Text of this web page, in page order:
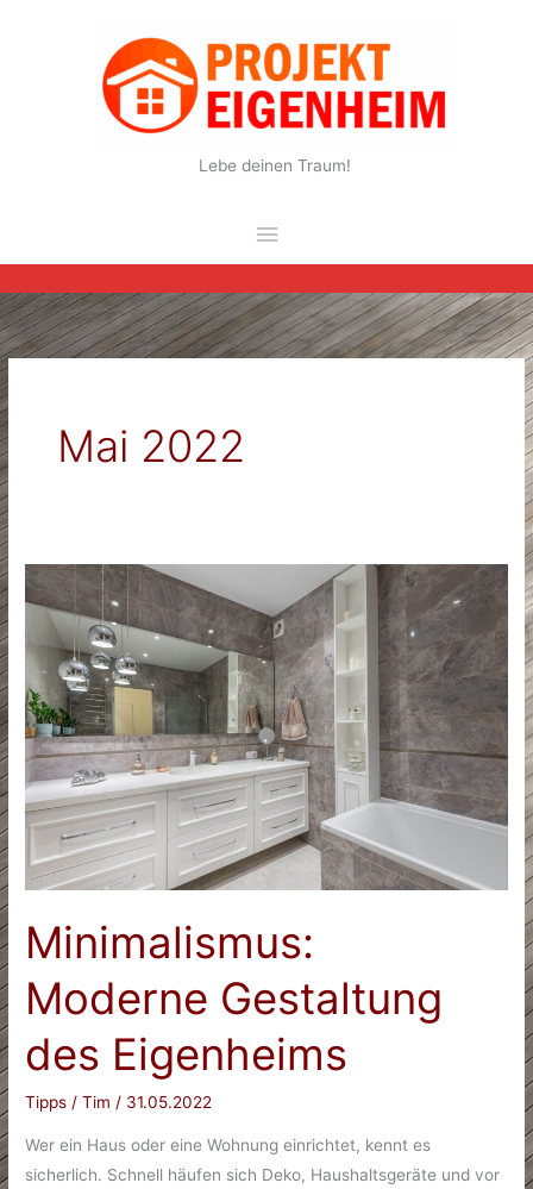
Lebe deinen Traum!
Hauptmenü
Mai 2022
Minimalismus:
Moderne Gestaltung
des Eigenheims
Tipps /Tim / 31.05.2022
Wer ein Haus oder eine Wohnung einrichtet, kennt es
sicherlich. Schnell häufen sich Deko, Haushaltsgeräte und vor